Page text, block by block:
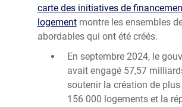
carte des initiatives de
logementmontre les ensembles
abordables qui ont été créés.
En septembre 2024, le
avait engagé 57,57
soutenir la création de plus
156 000 logements et la